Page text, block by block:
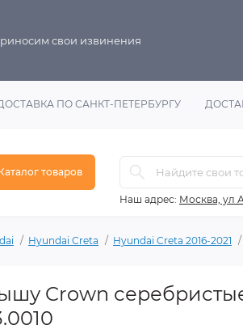
свои извинения
ПО САНКТ-ПЕТЕРБУРГУ
товаров
Наш адрес: Москва, ул
Hyundai Creta Hyundai Creta 2016-2021
Crown